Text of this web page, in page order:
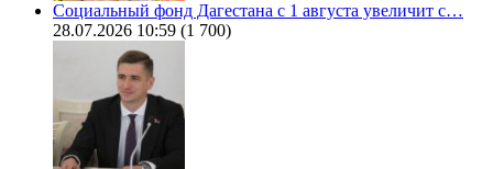
Социальный фонд Дагестана с 1 августа увеличит с…
28.07.2026 10:59 (1 700)